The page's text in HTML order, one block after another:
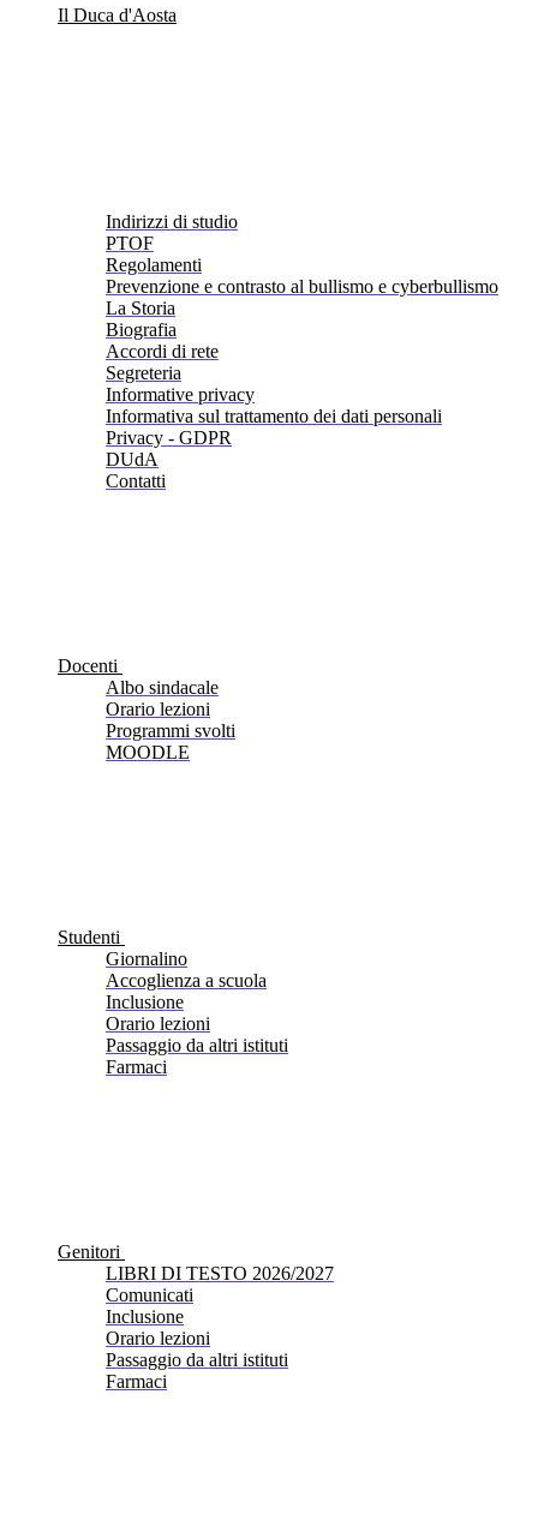
Il Duca d'Aosta
Indirizzi di studio
PTOF
Regolamenti
Prevenzione e contrasto al bullismo e cyberbullismo
La Storia
Biografia
Accordi di rete
Segreteria
Informative privacy
Informativa sul trattamento dei dati personali
Privacy - GDPR
DUdA
Contatti
Docenti
Albo sindacale
Orario lezioni
Programmi svolti
MOODLE
Studenti
Giornalino
Accoglienza a scuola
Inclusione
Orario lezioni
Passaggio da altri istituti
Farmaci
Genitori
LIBRI DI TESTO 2026/2027
Comunicati
Inclusione
Orario lezioni
Passaggio da altri istituti
Farmaci